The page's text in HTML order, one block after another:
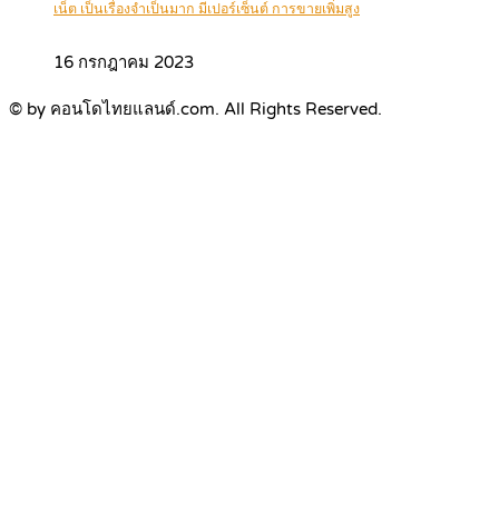
เน็ต เป็นเรื่องจำเป็นมาก มีเปอร์เซ็นต์ การขายเพิ่มสูง
16 กรกฎาคม 2023
© by คอนโดไทยแลนด์.com. All Rights Reserved.